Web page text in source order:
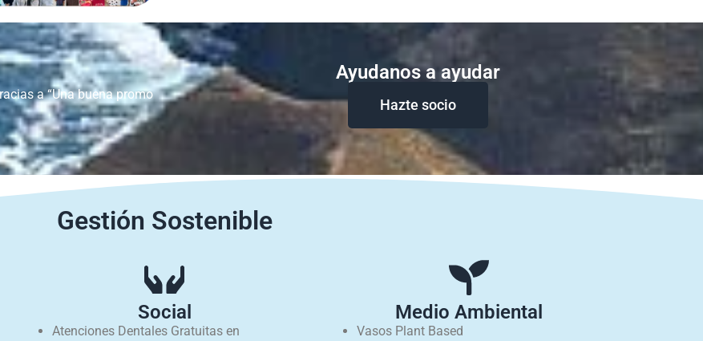
a “Una buena promo
Ayudanos a ayudar
Hazte socio
Gestión Sostenible
Social
Atenciones Dentales Gratuitas en
Medio Ambiental
Vasos Plant Based